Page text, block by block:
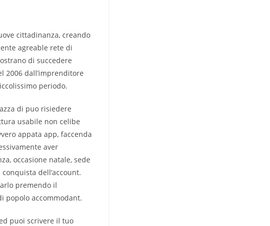
cittadinanza, creando
agreable rete di
di succedere
2006 dall’imprenditore
periodo.
di puo risiedere
usabile non celibe
appata app, faccenda
aver
occasione natale, sede
dell’account.
premendo il
popolo accommodant.
puoi scrivere il tuo